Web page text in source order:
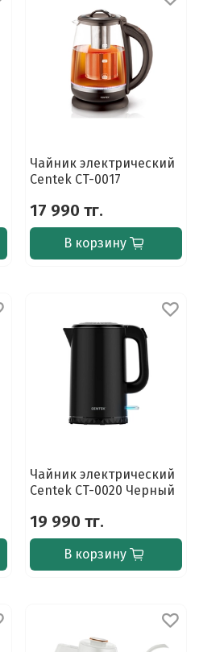
Чайник электрический
Centek CT-0017
17 990 тг.
В корзину
Чайник электрический
Centek CT-0020 Черный
19 990 тг.
В корзину